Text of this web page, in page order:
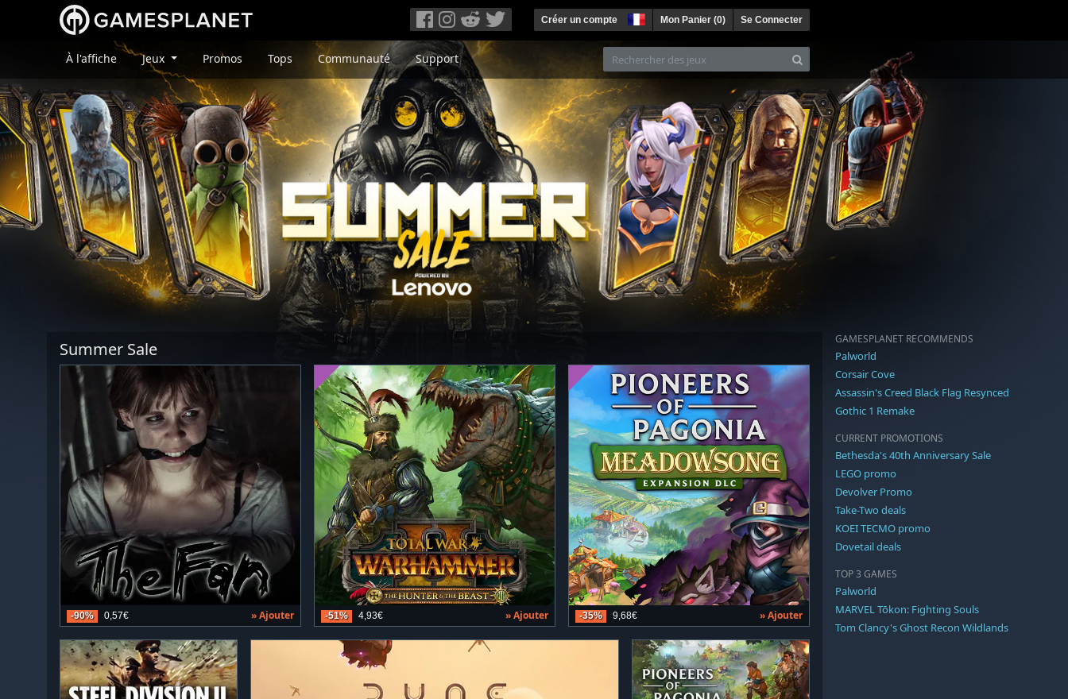
Créer un compte Mon Panier (0) Se Connecter
À l'affiche Jeux Promos Tops Communauté Support
Summer Sale
-90% 0,57€ » Ajouter -51% 4,93€ » Ajouter -35% 9,68€ » Ajouter
GAMESPLANET RECOMMENDS
Palworld
Corsair Cove
Assassin's Creed Black Flag Resynced
Gothic 1 Remake
CURRENT PROMOTIONS
Bethesda's 40th Anniversary Sale
LEGO promo
Devolver Promo
Take-Two deals
KOEI TECMO promo
Dovetail deals
TOP 3 GAMES
Palworld
MARVEL Tōkon: Fighting Souls
Tom Clancy's Ghost Recon Wildlands